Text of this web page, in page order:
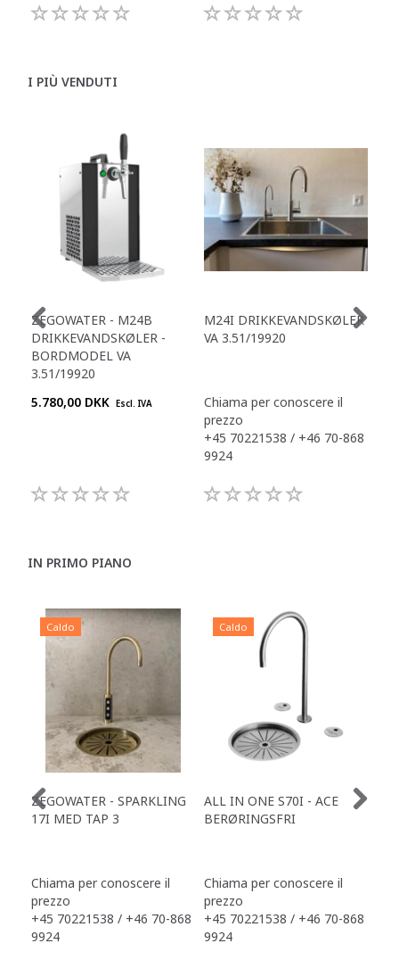
I PIÙ VENDUTI
ZEGOWATER - M24B
DRIKKEVANDSKØLER -
BORDMODEL VA
3.51/19920
5.780,00 DKK Escl. IVA
M24I DRIKKEVANDSKØLER
VA 3.51/19920
Chiama per conoscere il
prezzo
+45 70221538 / +46 70-868
9924
IN PRIMO PIANO
Caldo
ZEGOWATER - SPARKLING
17I MED TAP 3
Chiama per conoscere il
prezzo
+45 70221538 / +46 70-868
9924
Caldo
ALL IN ONE S70I - ACE
BERØRINGSFRI
Chiama per conoscere il
prezzo
+45 70221538 / +46 70-868
9924